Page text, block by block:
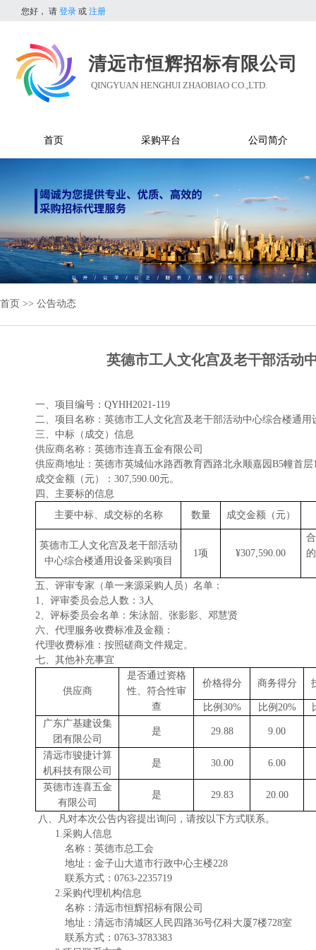
您好， 请 登录 或 注册
清远市恒辉招标有限公司
QINGYUAN HENGHUI ZHAOBIAO CO.,LTD.
首页 采购平台 公司简介
首页 >> 公告动态
英德市工人文化宫及老干部活动
一、项目编号： QYHH2021-119
二、项目名称： 英德市工人文化宫及老干部活动中心综合楼通用
三、中标（成交）信息
供应商名称：英德市连喜五金有限公司
供应商地址：英德市英城仙水路西教育西路北永顺嘉园 B5幢首层
成交金额（元）： 307,590.00元。
四、主要标的信息
主要中标、成交标的名称
数量 成交金额（元）
英德市工人文化宫及老干部活动
中心综合楼通用设备采购项目
1项 ¥307,590.00
五、评审专家（单一来源采购人员）名单：
1、评审委员会总人数： 3人
2、 评标委员会名单：朱泳韶、张影影、邓慧贤
六、代理服务收费标准及金额：
代理收费标准：按照磋商文件规定。
七、 其他补充事宜
供应商
是否通过资格
性、符合性审
查
价格得分 商务得分
比例 30% 比例 20%
广东广基建设集
团有限公司
是 29.88 9.00
清远市骏捷计算
机科技有限公司
是 30.00 6.00
英德市连喜五金
有限公司
是 29.83 20.00
八 、凡对本次公告内容提出询问，请按以下方式联系。
1.采购人信息
名称：英德市总工会
地址：金子山大道市行政中心主楼228
联系方式： 0763-2235719
2.采购代理机构信息
名称：清远市恒辉招标有限公司
地址： 清远市清城区人民四路36号亿科大厦7楼728室
联系方式： 0763-3783383